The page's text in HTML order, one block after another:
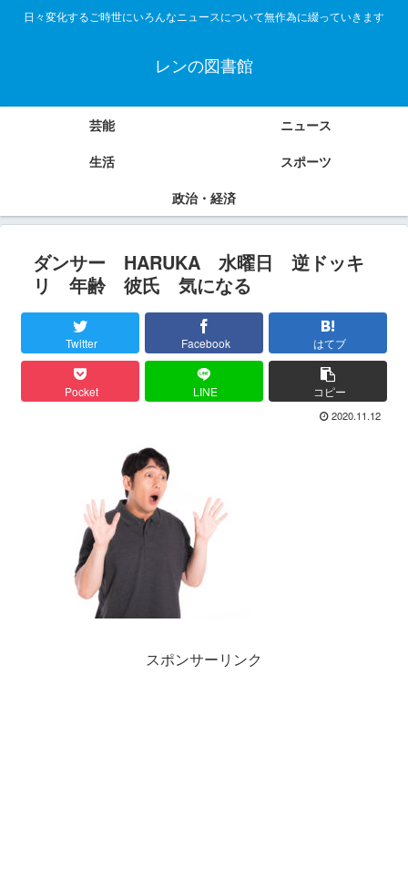
日々変化するご時世にいろんなニュースについて無作為に綴っていきます
レンの図書館
芸能
ニュース
生活
スポーツ
政治・経済
ダンサー HARUKA 水曜日 逆ドッキ
リ 年齢 彼氏 気になる
Twitter Facebook はてブ
Pocket LINE コピー
2020.11.12
スポンサーリンク